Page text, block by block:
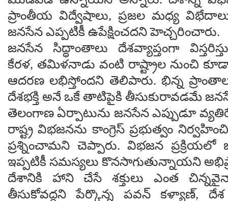
ప్రాంతీయ విద్వేషాలు, ప్రజల మధ్య విభేదాలు
జనసేన ఎప్పటికీ ఉపేక్షించదని హెచ్చరించారు.
జనసేన సిద్ధాంతాలు దేశవ్యాప్తంగా
కేరళ, తమిళనాడు వంటి రాష్ట్రాల నుంచి
ఆదరణ లభిస్తోందని తెలిపారు. భిన్న
దేశభక్తి అనే ఒకే తాటిపైకి తీసుకురావడమే
తెలంగాణ ఏర్పాటును జనసేన ఎప్పుడూ
రాష్ట్ర విభజనను కాంగ్రెస్ ప్రభుత్వం
ప్రశ్నించామని చెప్పారు. విభజన ప్రక్రియలో
ఇప్పటికీ సమస్యలు కొనసాగుతున్నాయని
దేశానికి హాని చేసే శక్తులు ఎంత
తీసుకోవద్దని పేర్కొన్న పవన్ కళ్యాణ్, దేశ